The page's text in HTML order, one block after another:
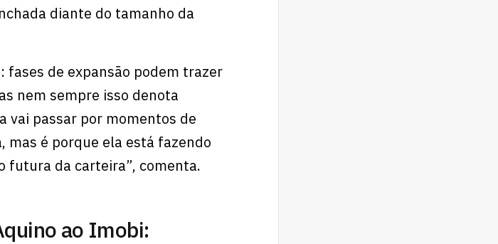
diante do tamanho da
de expansão podem trazer
nem sempre isso denota
vai passar por momentos de
mas é porque ela está fazendo
futura da carteira”, comenta.
ao Imobi: